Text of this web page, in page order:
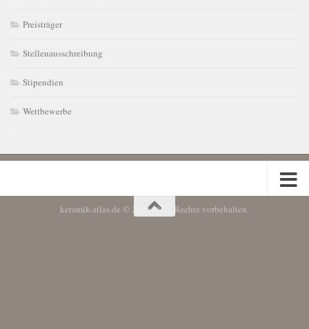
Preisträger
Stellenausschreibung
Stipendien
Wettbewerbe
keramik-atlas.de © 2026. Alle Rechte vorbehalten.